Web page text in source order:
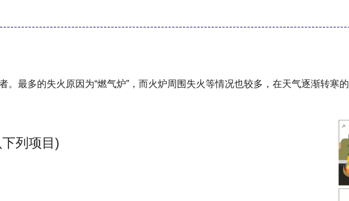
最多的失火原因为“燃气炉”，而火炉周围失火等情况也较多，在天气逐渐转寒
列项目)